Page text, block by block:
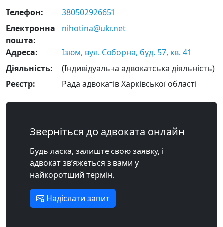
Телефон:
380502926651
Електронна
пошта:
nihotina@ukr.net
Адреса:
Ізюм, вул. Соборна, буд. 57, кв. 41
Діяльність:
(Індивідуальна адвокатська діяльність)
Реєстр:
Рада адвокатів Харківської області
Зверніться до адвоката онлайн
Будь ласка, залиште свою заявку, і
адвокат зв’яжеться з вами у
найкоротший термін.
Надіслати запит